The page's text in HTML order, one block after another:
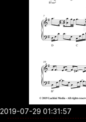
2019-07-29 01:31:57